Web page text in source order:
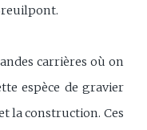
carrières où on
espèce de gravier
la construction. Ces